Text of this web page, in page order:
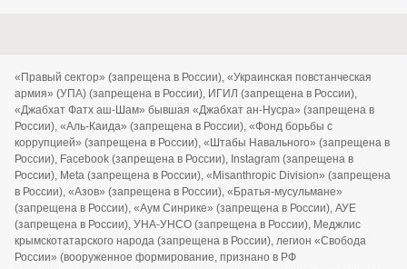
«Правый сектор» (запрещена в России), «Украинская повстанческая
армия» (УПА) (запрещена в России), ИГИЛ (запрещена в России),
«Джабхат Фатх аш-Шам» бывшая «Джабхат ан-Нусра» (запрещена в
России), «Аль-Каида» (запрещена в России), «Фонд борьбы с
коррупцией» (запрещена в России), «Штабы Навального» (запрещена в
России), Facebook (запрещена в России), Instagram (запрещена в
России), Meta (запрещена в России), «Misanthropic Division» (запрещена
в России), «Азов» (запрещена в России), «Братья-мусульмане»
(запрещена в России), «Аум Синрике» (запрещена в России), АУЕ
(запрещена в России), УНА-УНСО (запрещена в России), Меджлис
крымскотатарского народа (запрещена в России), легион «Свобода
России» (вооруженное формирование, признано в РФ